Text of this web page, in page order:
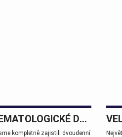
XXXI. OLOMOUCKÉ HEMATOLOGICKÉ DNY.
kompletně zajistili dvoudenní